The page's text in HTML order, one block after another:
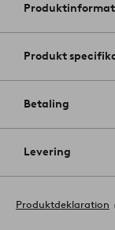
Produkt
Betaling
Levering
Produktdeklaration